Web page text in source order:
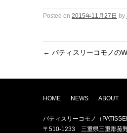
Posted on 2015年11月27日 by
← パティスリーコモノの
HOME NEWS ABOUT
パティスリーコモノ（
〒510-1233 三重県三重郡菰